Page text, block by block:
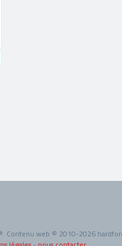
Contenu web © 2010-2026